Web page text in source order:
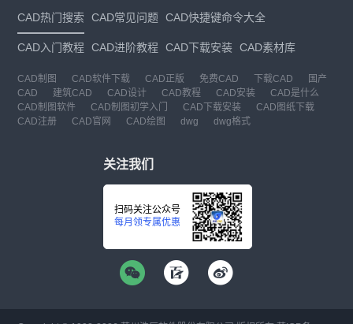
CAD热门搜索 CAD常见问题 CAD快捷键命令大全
CAD入门教程 CAD进阶教程 CAD下载安装 CAD素材库
CAD制图 CAD软件下载 CAD正版 免费CAD 下载CAD
国产
CAD
建筑CAD CAD设计 CAD教程 CAD安装
CAD是什么
CAD制图软件
CAD制图初学入门 CAD下载安装
CAD图纸下载
CAD注册
CAD官网 CAD绘图 dwg dwg格式
关注我们
扫码关注公众号
每月领专属优惠